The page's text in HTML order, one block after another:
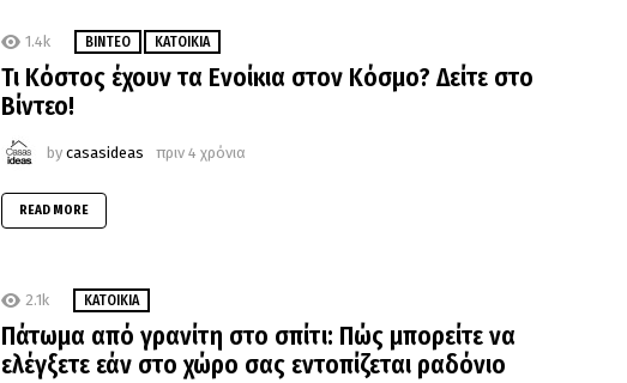
1.4k ΒΊΝΤΕΟ ΚΑΤΟΙΚΊΑ
Τι Κόστος έχουν τα Ενοίκια στον Κόσμο? Δείτε στο
Βίντεο!
by casasideas πριν 4 χρόνια
READ MORE
2.1k ΚΑΤΟΙΚΊΑ
Πάτωμα από γρανίτη στο σπίτι: Πώς μπορείτε να
ελέγξετε εάν στο χώρο σας εντοπίζεται ραδόνιο